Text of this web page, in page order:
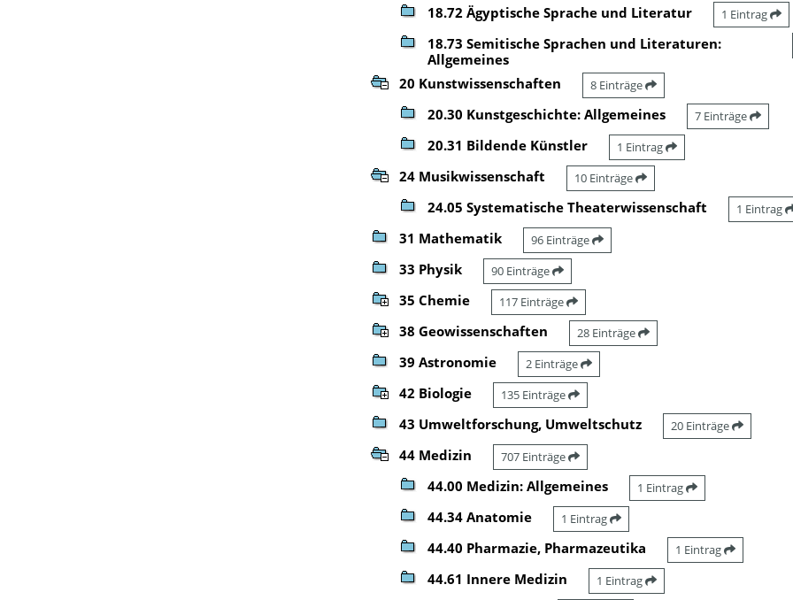
18.72 Ägyptische Sprache und Literatur 1 Eintrag
18.73 Semitische Sprachen und Literaturen:
Allgemeines
20 Kunstwissenschaften 8 Einträge
20.30 Kunstgeschichte: Allgemeines 7 Einträge
20.31 Bildende Künstler 1 Eintrag
24 Musikwissenschaft 10 Einträge
24.05 Systematische Theaterwissenschaft 1 Eintrag
31 Mathematik 96 Einträge
33 Physik 90 Einträge
35 Chemie 117 Einträge
38 Geowissenschaften 28 Einträge
39 Astronomie 2 Einträge
42 Biologie 135 Einträge
43 Umweltforschung, Umweltschutz 20 Einträge
44 Medizin 707 Einträge
44.00 Medizin: Allgemeines 1 Eintrag
44.34 Anatomie 1 Eintrag
44.40 Pharmazie, Pharmazeutika 1 Eintrag
44.61 Innere Medizin 1 Eintrag